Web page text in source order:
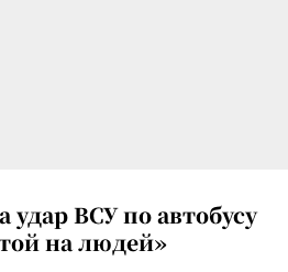
удар ВСУ по автобусу
на людей»